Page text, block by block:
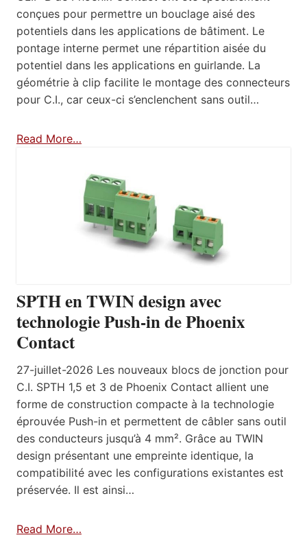
conçues pour permettre un bouclage aisé des
potentiels dans les applications de bâtiment. Le
pontage interne permet une répartition aisée du
potentiel dans les applications en guirlande. La
géométrie à clip facilite le montage des connecteurs
pour C.I., car ceux-ci s’enclenchent sans outil…
Read More…
SPTH en TWIN design avec
technologie Push-in de Phoenix
Contact
27-juillet-2026 Les nouveaux blocs de jonction pour
C.I. SPTH 1,5 et 3 de Phoenix Contact allient une
forme de construction compacte à la technologie
éprouvée Push-in et permettent de câbler sans outil
des conducteurs jusqu’à 4 mm². Grâce au TWIN
design présentant une empreinte identique, la
compatibilité avec les configurations existantes est
préservée. Il est ainsi…
Read More…